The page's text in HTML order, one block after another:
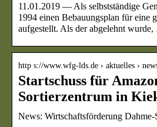
11.01.2019 — Als selbstständige
1994 einen Bebauungsplan für eine
aufgestellt. Als der abgelehnt
http s://www.wfg-lds.de › aktuelles ›
Startschuss für
Sortierzentrum in
News: Wirtschaftsförderung Dahme-